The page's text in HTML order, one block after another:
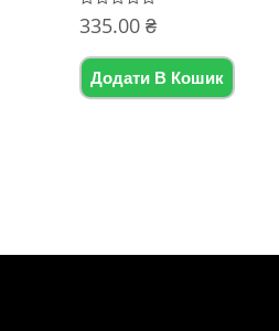
Оцінено
в
з
335.00 ₴
Додати В Кошик